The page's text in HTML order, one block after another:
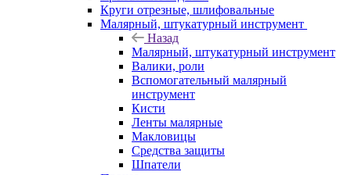
Круги отрезные, шлифовальные
Малярный, штукатурный инструмент
Назад
Малярный, штукатурный инструмент
Валики, роли
Вспомогательный малярный
инструмент
Кисти
Ленты малярные
Макловицы
Средства защиты
Шпатели